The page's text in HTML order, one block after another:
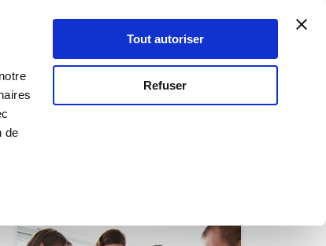
de
Tout autoriser
Refuser
Se connecter